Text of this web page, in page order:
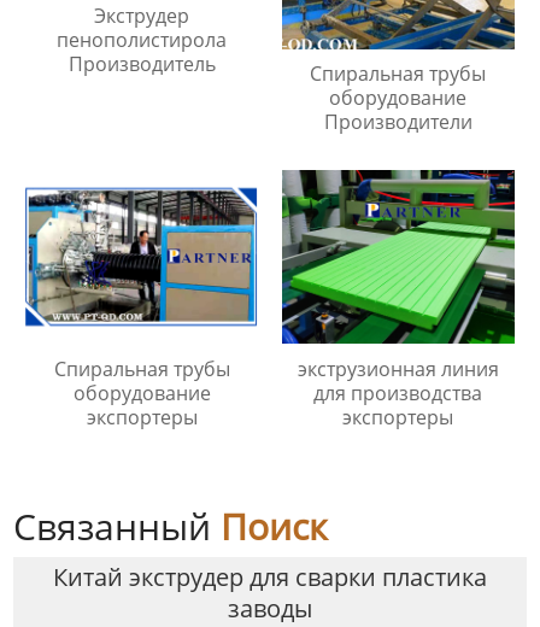
Экструдер
пенополистирола
Производитель
Спиральная трубы
оборудование
Производители
Спиральная трубы
оборудование
экспортеры
экструзионная линия
для производства
экспортеры
Связанный Поиск
Китай экструдер для сварки пластика
заводы